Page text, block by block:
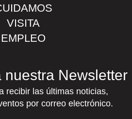
VISITA
EMPLEO
nuestra Newsletter
recibir las últimas noticias,
por correo electrónico.